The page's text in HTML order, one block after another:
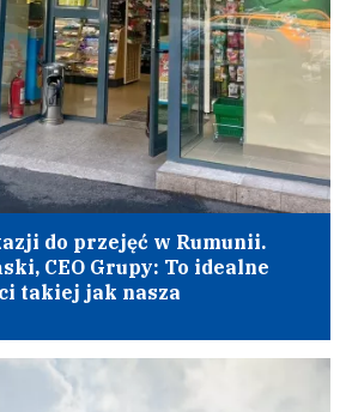
do przejęć w Rumunii.
CEO Grupy: To idealne
takiej jak nasza